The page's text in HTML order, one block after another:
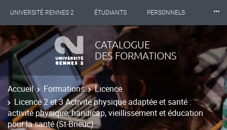
UNIVERSITÉ RENNES 2 ÉTUDIANTS PERSONNELS
INTERNATIONAL PROFESSIONNELS
LES NOUVELLES DE RENNES 2
⸱⸱⸱
CATALOGUE
DES FORMATIONS
Accueil Formations
Licence
Licence 2 et 3 Activité physique adaptée et santé :
activité physique, handicap, vieillissement et éducation
pour la santé (St-Brieuc)